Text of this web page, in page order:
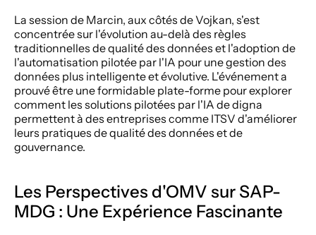
La session de Marcin, aux côtés de Vojkan, s'est
concentrée sur l'évolution au-delà des règles
traditionnelles de qualité des données et l'adoption de
l'automatisation pilotée par l'IA pour une gestion des
données plus intelligente et évolutive. L'événement a
prouvé être une formidable plate-forme pour explorer
comment les solutions pilotées par l'IA de digna
permettent à des entreprises comme ITSV d'améliorer
leurs pratiques de qualité des données et de
gouvernance.
Les Perspectives d'OMV sur SAP-
MDG : Une Expérience Fascinante